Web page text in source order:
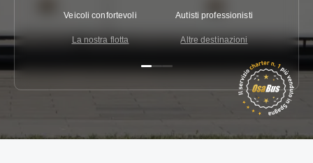
Veicoli confortevoli
La nostra flotta
Autisti professionisti
Altre destinazioni